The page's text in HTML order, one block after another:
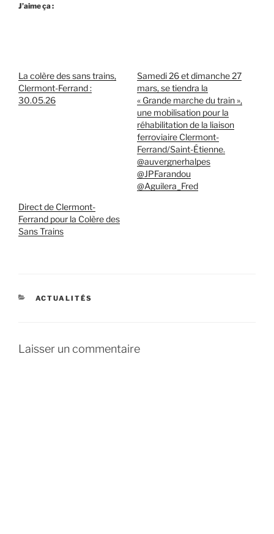
J’aime ça :
La colère des sans trains,
Clermont-Ferrand :
30.05.26
Samedi 26 et dimanche 27
mars, se tiendra la
« Grande marche du train »,
une mobilisation pour la
réhabilitation de la liaison
ferroviaire Clermont-
Ferrand/Saint-Étienne.
@auvergnerhalpes
@JPFarandou
@Aguilera_Fred
Direct de Clermont-
Ferrand pour la Colère des
Sans Trains
CATÉGORIES
ACTUALITÉS
Laisser un commentaire